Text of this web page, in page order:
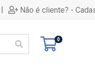
| Não é cliente? -
0